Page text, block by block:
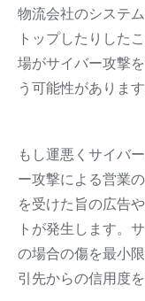
物流会社のシステ
トップしたりした
場がサイバー攻撃
う可能性があります
もし運悪くサイバ
ー攻撃による営業
を受けた旨の広告
トが発生します。
の場合の傷を最小
引先からの信用度